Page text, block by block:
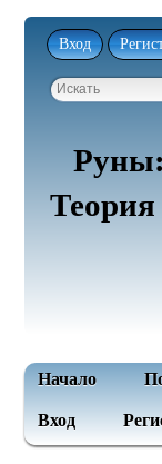
Вход
Начало
Вход